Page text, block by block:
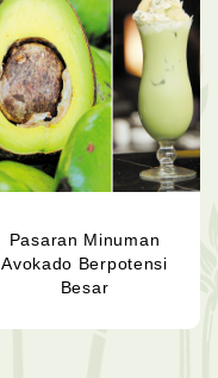
Pasaran Minuman
Avokado Berpotensi
Besar